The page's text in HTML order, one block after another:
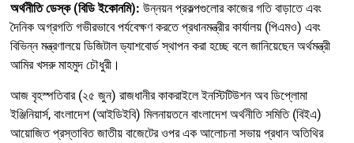
অর্থনীতি ডেস্ক (বিডি ইকোনমি): উন্নয়ন প্রকল্পগুলোর কাজের গতি বাড়াতে এবং
দৈনিক অগ্রগতি গভীরভাবে পর্যবেক্ষণ করতে প্রধানমন্ত্রীর কার্যালয় (পিএমও) এবং
বিভিন্ন মন্ত্রণালয়ে ডিজিটাল ড্যাশবোর্ড স্থাপন করা হচ্ছে বলে জানিয়েছেন অর্থমন্ত্রী
আমির খসরু মাহমুদ চৌধুরী।
আজ বৃহস্পতিবার (২৫ জুন) রাজধানীর কাকরাইলে ইনস্টিটিউশন অব ডিপ্লোমা
ইঞ্জিনিয়ার্স, বাংলাদেশ (আইডিইবি) মিলনায়তনে বাংলাদেশ অর্থনীতি সমিতি (বিইএ)
আয়োজিত প্রস্তাবিত জাতীয় বাজেটের ওপর এক আলোচনা সভায় প্রধান অতিথির